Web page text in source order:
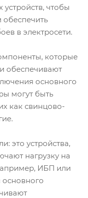
устройств, чтобы
обеспечить
в электросети.
которые
обеспечивают
основного
могут быть
как свинцово-
это устройства,
нагрузку на
ИБП или
основного